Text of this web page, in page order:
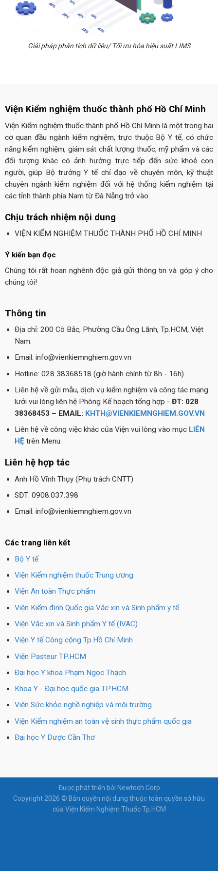
Giải pháp phân tích dữ liệu/ Tối ưu hóa hiệu suất LIMS
Viện Kiểm nghiệm thuốc thành phố Hồ Chí Minh
Viện Kiểm nghiệm thuốc thành phố Hồ Chí Minh là một trong hai
cơ quan đầu ngành kiểm nghiệm, trực thuộc Bộ Y tế, có chức
năng kiểm nghiệm, giám sát chất lượng thuốc, mỹ phẩm và các
đối tượng khác có ảnh hưởng trực tiếp đến sức khoẻ con
người, giúp Bộ trưởng Y tế chỉ đạo về chuyên môn, kỹ thuật
chuyên ngành kiểm nghiệm đối với hệ thống kiểm nghiệm tại
các tỉnh thành phía Nam từ Đà Nẵng trở vào.
Chịu trách nhiệm nội dung
VIỆN KIỂM NGHIỆM THUỐC THÀNH PHỐ HỒ CHÍ MINH
Ý kiến bạn đọc
Chúng tôi rất hoan nghênh độc giả gửi thông tin và góp ý cho
chúng tôi!
Thông tin
Địa chỉ: 200 Cô Bắc, Phường Cầu Ông Lãnh, Tp.HCM, Việt
Nam.
Email: info@vienkiemnghiem.gov.vn
Hotline: 028 38368518 (giờ hành chính từ 8h - 16h)
Liên hệ về gửi mẫu, dịch vụ kiểm nghiệm và công tác mạng
lưới vui lòng liên hệ Phòng Kế hoạch tổng hợp - ĐT: 028
38368453 – EMAIL: KHTH@VIENKIEMNGHIEM.GOV.VN
Liên hệ về công việc khác của Viện vui lòng vào mục LIÊN
HỆtrên Menu.
Liên hệ hợp tác
Anh Hồ Vĩnh Thụy (Phụ trách CNTT)
SĐT: 0908.037.398
Email: info@vienkiemnghiem.gov.vn
Các trang liên kết
Bộ Y tế
Viện Kiểm nghiệm thuốc Trung ương
Viện An toàn Thực phẩm
Viện Kiểm định Quốc gia Vắc xin và Sinh phẩm y tế
Viện Vắc xin và Sinh phẩm Y tế (IVAC)
Viện Y tế Công cộng Tp.Hồ Chí Minh
Viện Pasteur TP.HCM
Đại học Y khoa Phạm Ngọc Thạch
Khoa Y - Đại học quốc gia TP.HCM
Viện Sức khỏe nghề nghiệp và môi trường
Viện Kiểm nghiệm an toàn vệ sinh thực phẩm quốc gia
Đại học Y Dược Cần Thơ
Được phát triển bởi Newtech Corp
Copyright 2026 © Bản quyền nội dung thuộc toàn quyền sở hữu
của Viện Kiểm Nghiệm Thuốc Tp.HCM